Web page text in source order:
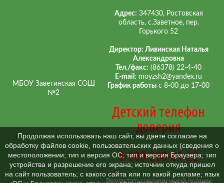
МБОУ Заветинская СОШ
№2
Адрес: 347430, Ростовская
область, с.Заветное, пер.
Горького 52
Директор: Ливинская Наталья
Александровна
Тел./факс: (86378) 22-4-40
E-mail : moyzsh2@yandex.ru
График работы с 8-00 до 17-00
Детский телефон
доверия
8-800-200-01-22
Результаты независимой оценки
Продолжая использовать наш сайт, вы даете согласие на
обработку файлов cookie, пользовательских данных (сведения о
местоположении; тип и версия ОС; тип и версия Браузера; тип
устройства и разрешение его экрана; источник откуда пришел
на сайт пользователь; с какого сайта или по какой рекламе; язык